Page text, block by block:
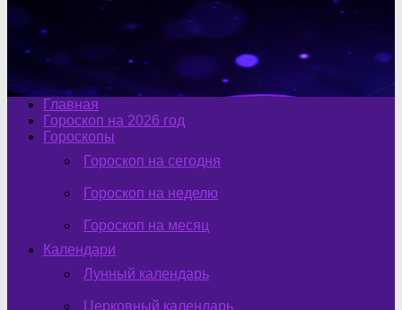
Главная
Гороскоп на 2026 год
Гороскопы
Гороскоп на сегодня
Гороскоп на неделю
Гороскоп на месяц
Календари
Лунный календарь
Церковный календарь